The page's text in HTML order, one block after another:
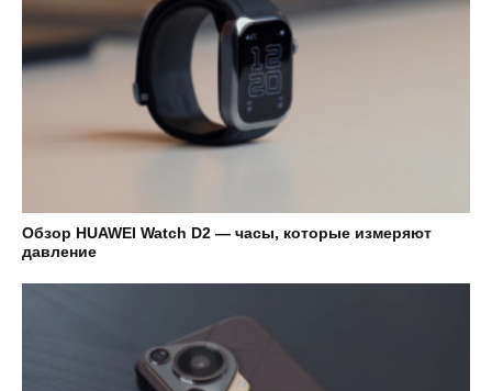
Обзор HUAWEI Watch D2 — часы, которые измеряют
давление